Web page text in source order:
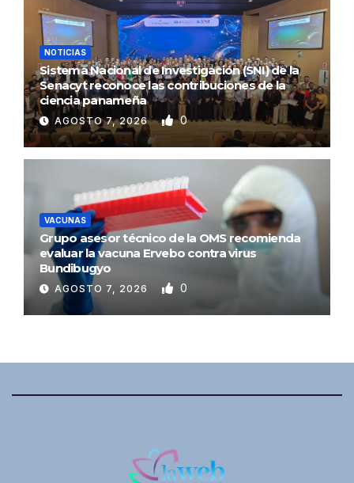
NOTICIAS
Sistema Nacional de Investigación (SNI) de la
Senacyt reconoce las contribuciones de la
ciencia panameña
AGOSTO 7, 2026 0
VACUNAS
Grupo asesor técnico de la OMS recomienda
evaluar la vacuna Ervebo contra virus
Bundibugyo
AGOSTO 7, 2026 0